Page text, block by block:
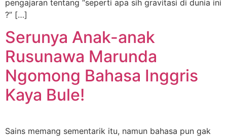
pengajaran tentang “seperti apa sih gravitasi di dunia ini
?” […]
Serunya Anak-anak
Rusunawa Marunda
Ngomong Bahasa Inggris
Kaya Bule!
Sains memang sementarik itu, namun bahasa pun gak